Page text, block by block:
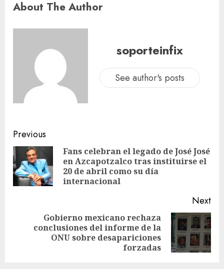
About The Author
soporteinfix
See author's posts
Previous
Fans celebran el legado de José José
en Azcapotzalco tras instituirse el
20 de abril como su día
internacional
Next
Gobierno mexicano rechaza
conclusiones del informe de la
ONU sobre desapariciones
forzadas